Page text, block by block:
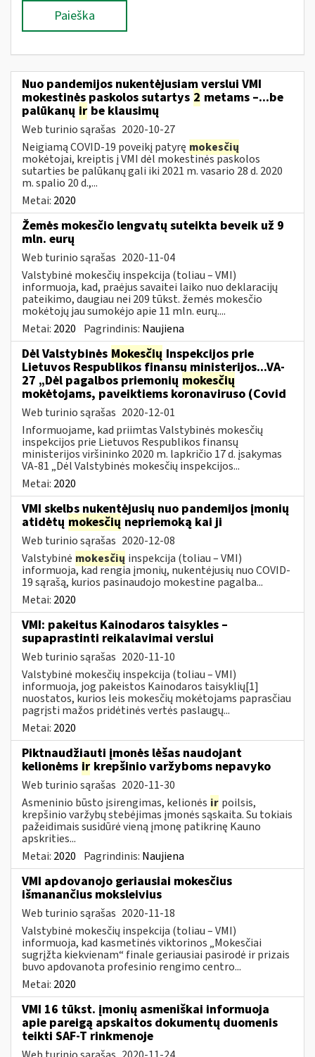
Paieška
Nuo pandemijos nukentėjusiam verslui VMI
mokestinės paskolos sutartys 2 metams –...be
palūkanų ir be klausimų
Web turinio sąrašas 2020-10-27
Neigiamą COVID-19 poveikį patyrę mokesčių
mokėtojai, kreiptis į VMI dėl mokestinės paskolos
sutarties be palūkanų gali iki 2021 m. vasario 28 d. 2020
m. spalio 20 d.,...
Metai: 2020
Žemės mokesčio lengvatų suteikta beveik už 9
mln. eurų
Web turinio sąrašas 2020-11-04
Valstybinė mokesčių inspekcija (toliau – VMI)
informuoja, kad, praėjus savaitei laiko nuo deklaracijų
pateikimo, daugiau nei 209 tūkst. žemės mokesčio
mokėtojų jau sumokėjo apie 11 mln. eurų....
Metai: 2020 Pagrindinis: Naujiena
Dėl Valstybinės Mokesčių Inspekcijos prie
Lietuvos Respublikos finansų ministerijos...VA-
27 „Dėl pagalbos priemonių mokesčių
mokėtojams, paveiktiems koronaviruso (Covid
Web turinio sąrašas 2020-12-01
Informuojame, kad priimtas Valstybinės mokesčių
inspekcijos prie Lietuvos Respublikos finansų
ministerijos viršininko 2020 m. lapkričio 17 d. įsakymas
VA-81 „Dėl Valstybinės mokesčių inspekcijos...
Metai: 2020
VMI skelbs nukentėjusių nuo pandemijos įmonių
atidėtų mokesčių nepriemoką kai ji
Web turinio sąrašas 2020-12-08
Valstybinė mokesčių inspekcija (toliau – VMI)
informuoja, kad rengia įmonių, nukentėjusių nuo COVID-
19 sąrašą, kurios pasinaudojo mokestine pagalba...
Metai: 2020
VMI: pakeitus Kainodaros taisykles –
supaprastinti reikalavimai verslui
Web turinio sąrašas 2020-11-10
Valstybinė mokesčių inspekcija (toliau – VMI)
informuoja, jog pakeistos Kainodaros taisyklių[1]
nuostatos, kurios leis mokesčių mokėtojams paprasčiau
pagrįsti mažos pridėtinės vertės paslaugų...
Metai: 2020
Piktnaudžiauti įmonės lėšas naudojant
kelionėms ir krepšinio varžyboms nepavyko
Web turinio sąrašas 2020-11-30
Asmeninio būsto įsirengimas, kelionės ir poilsis,
krepšinio varžybų stebėjimas įmonės sąskaita. Su tokiais
pažeidimais susidūrė vieną įmonę patikrinę Kauno
apskrities...
Metai: 2020 Pagrindinis: Naujiena
VMI apdovanojo geriausiai mokesčius
išmanančius moksleivius
Web turinio sąrašas 2020-11-18
Valstybinė mokesčių inspekcija (toliau – VMI)
informuoja, kad kasmetinės viktorinos „Mokesčiai
sugrįžta kiekvienam“ finale geriausiai pasirodė ir prizais
buvo apdovanota profesinio rengimo centro...
Metai: 2020
VMI 16 tūkst. įmonių asmeniškai informuoja
apie pareigą apskaitos dokumentų duomenis
teikti SAF-T rinkmenoje